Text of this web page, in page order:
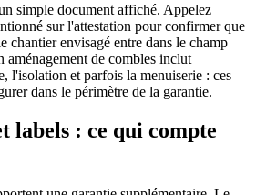
simple document affiché. Appelez
sur l'attestation pour confirmer que
chantier envisagé entre dans le champ
aménagement de combles inclut
l'isolation et parfois la menuiserie : ces
dans le périmètre de la garantie.
labels : ce qui compte